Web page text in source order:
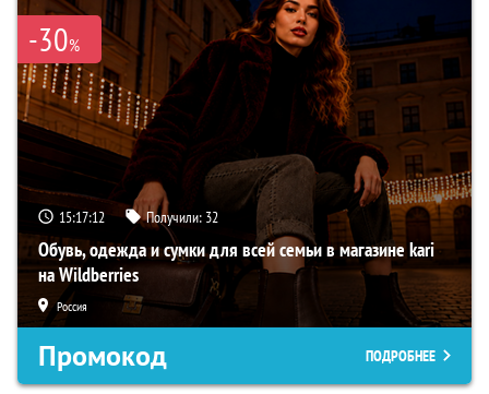
-30%
15:17:11 Получили: 32
Обувь, одежда и сумки для всей семьи в магазине kari
на Wildberries
Россия
Промокод ПОДРОБНЕЕ